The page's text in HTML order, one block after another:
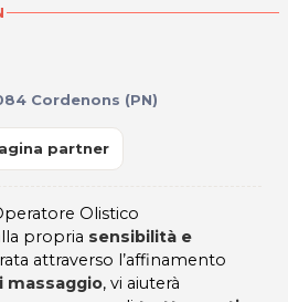
Cordenons (PN)
partner
Olistico
propria sensibilità e
attraverso l’affinamento
massaggio, vi aiuterà